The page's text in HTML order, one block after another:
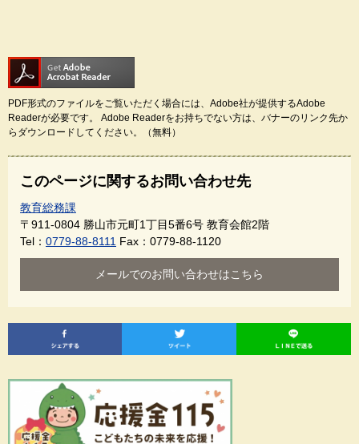
PDF形式のファイルをご覧いただく場合には、Adobe社が提供するAdobe
Readerが必要です。
Adobe Readerをお持ちでない方は、バナーのリンク先か
らダウンロードしてください。（無料）
このページに関するお問い合わせ先
教育総務課
〒911-0804 勝山市元町1丁目5番6号 教育会館2階
Tel： 0779-88-8111 Fax：0779-88-1120
メールでのお問い合わせはこちら